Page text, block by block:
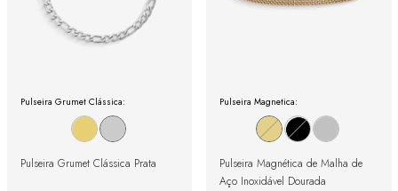
Pulseira Grumet Clássica:
Pulseira Grumet Clássica Prata
Pulseira Magnetica:
Pulseira Magnética de Malha de
Aço Inoxidável Dourada